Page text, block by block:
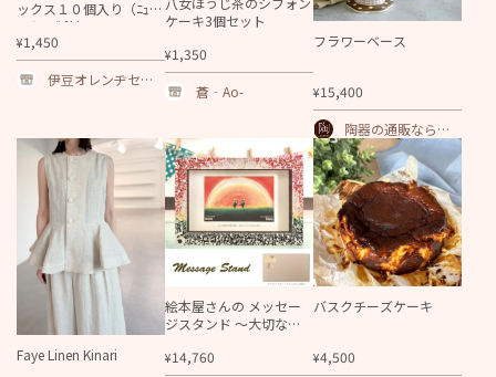
ックス１０個入り（ﾆｭｰｻ
ﾏｰｵﾚﾝｼﾞ餡）
¥1,450
伊豆オレンヂセン
ケーキ3個セット
¥1,350
蒼‐Ao-
フラワーベース
¥15,400
陶器の通販なら若
手陶芸アーティス
トの店 陶工房
Faye Linen Kinari
絵本屋さんの メッセー
ジスタンド ～大切な人
へ～
¥14,760
バスクチーズケーキ
¥4,500